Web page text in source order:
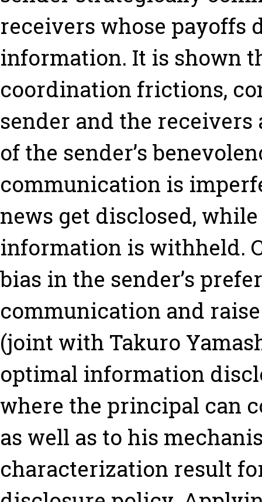
receivers whose payoffs
information. It is shown
coordination frictions,
sender and the
of the sender’s
communication is
news get disclosed,
information is withheld.
bias in the sender’s
communication and
(joint with Takuro
optimal information
where the principal can
as well as to his
characterization result